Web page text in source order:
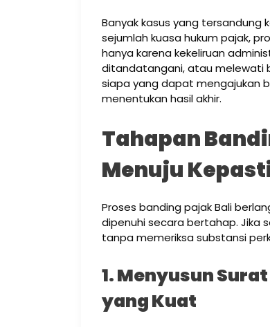
Banyak kasus yang
sejumlah kuasa hukum pajak,
hanya karena kekeliruan
ditandatangani, atau melewati
siapa yang dapat mengajukan
menentukan hasil akhir.
Tahapan
Menuju
Proses banding pajak Bali
dipenuhi secara bertahap. Jika
tanpa memeriksa substansi
1. Menyusun
yang Kuat